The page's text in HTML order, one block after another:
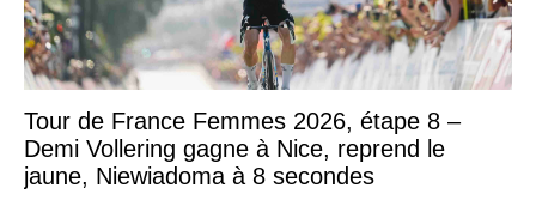
Tour de France Femmes 2026, étape 8 –
Demi Vollering gagne à Nice, reprend le
jaune, Niewiadoma à 8 secondes